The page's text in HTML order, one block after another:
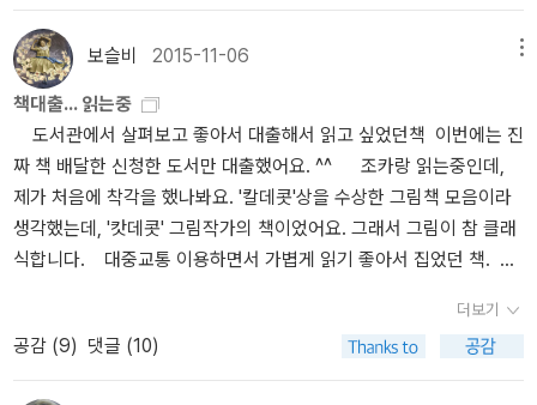
적 기법으로 그려내 평단과 대중의 호평을 받았다.이외에 ‘핫라인‘, ‘우
리였던 그림자‘, ‘파타고니아 특급열차‘, ‘소외‘ 등 많은 작품이 국내에
도 번역 출간돼 있다.ㅡ연합뉴스 참조ㅡ
을지도 모르겠습니다. 혼자만 책을 읽었더라면 그냥 지나쳤을것을,
제가 좋아하는 분들이 이 책을 읽고 좋았다는 글들을 읽으면서.... 그
리고 예전에 편지글로 되었던 '채링크로스 84번지'를 재미있게 읽어
서 읽기로 결심을 했답니다. '선생님, 요즘은 어떠하십니까'는 '채링크
로스'에서 느껴졌던, 발랄함과는 달리 진중한 느낌이 드는데, 그 느낌
도 좋았어요. 그리고 읽다보니 제가 재미있게 읽었던 책들이 '권정생
선생님'의 책이었다는것을 알았답니다.^^;; 가끔은 책이 너무 유명하
다보니 작가보다 책 이름만 기억할때가 있었는데, '권정생'님도 그런
경우였어요. 몰라뵈서 죄송합니다.~~ ^^ 더 이상 외롭지 않다고 느
제가 그런 친구가 되어주면 좋겠다는 생각을 해보았습니다. 종교
를 떠나서 이철수님의 목판화와 글이 좋았어요~. 멋진 술방. 술방
이 필요없는 멋진 나라가 되면 좋지만.. 자꾸 술방을 찾게 하는 나쁜
보슬비 2015-11-06
책대출... 읽는중
도서관에서 살펴보고 좋아서 대출해서 읽고 싶었던책 이번에는 진
짜 책 배달한 신청한 도서만 대출했어요. ^^ 조카랑 읽는중인데,
제가 처음에 착각을 했나봐요. '칼데콧'상을 수상한 그림책 모음이라
생각했는데, '캇데콧' 그림작가의 책이었어요. 그래서 그림이 참 클래
식합니다. 대중교통 이용하면서 가볍게 읽기 좋아서 집었던 책. 카
더보기
공감 (9) 댓글 (10)